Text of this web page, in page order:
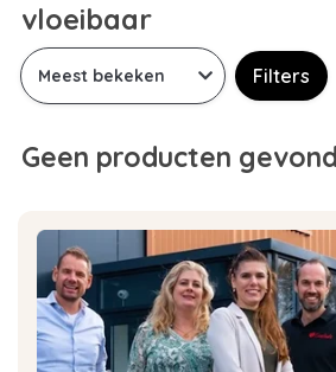
vloeibaar
Filters
Geen producten